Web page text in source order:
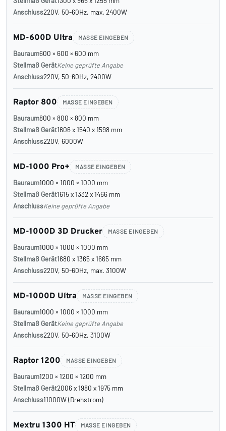
Anschluss220V, 50-60Hz, max. 2400W
MD-600D Ultra MASSE EINGEBEN
Bauraum600 × 600 × 600 mm
Stellmaß GerätKeine geprüfte Angabe
Anschluss220V, 50-60Hz, 2400W
Raptor 800 MASSE EINGEBEN
Bauraum800 × 800 × 800 mm
Stellmaß Gerät1606 x 1540 x 1598 mm
Anschluss220V, 6000W
MD-1000 Pro+ MASSE EINGEBEN
Bauraum1000 × 1000 × 1000 mm
Stellmaß Gerät1615 x 1332 x 1466 mm
AnschlussKeine geprüfte Angabe
MD-1000D 3D Drucker MASSE EINGEBEN
Bauraum1000 × 1000 × 1000 mm
Stellmaß Gerät1680 x 1365 x 1665 mm
Anschluss220V, 50-60Hz, max. 3100W
MD-1000D Ultra MASSE EINGEBEN
Bauraum1000 × 1000 × 1000 mm
Stellmaß GerätKeine geprüfte Angabe
Anschluss220V, 50-60Hz, 3100W
Raptor 1200 MASSE EINGEBEN
Bauraum1200 × 1200 × 1200 mm
Stellmaß Gerät2006 x 1980 x 1975 mm
Anschluss11000W (Drehstrom)
Mextru 1300 HT MASSE EINGEBEN